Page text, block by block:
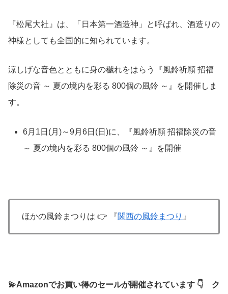
『松尾大社』は、「 日本第一酒造神」と呼ばれ、 酒造りの
神様としても全国的に知られています。
涼しげな音色とともに身の穢れをはらう『風鈴祈願 招福
除災の音 ～ 夏の境内を彩る 800個の風鈴 ～』を開催しま
す。
6月1日(月)～9月6日(日)に、『風鈴祈願 招福除災の音
～ 夏の境内を彩る 800個の風鈴 ～』を開催
ほかの風鈴まつりは 👉 『関西の風鈴まつり 』
💫Amazonでお買い得のセールが開催されています 👇 ク